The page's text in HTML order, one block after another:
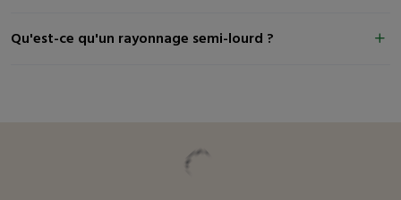
Qu'est-ce qu'un rayonnage semi-lourd ?
Vous pourriez être intéressé